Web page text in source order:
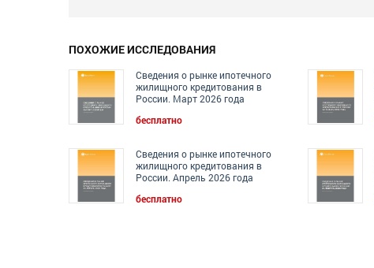
ПОХОЖИЕ ИССЛЕДОВАНИЯ
Сведения о рынке ипотечного
жилищного кредитования в
России. Март 2026 года
бесплатно
Сведения о рынке ипотечного
жилищного кредитования в
России. Апрель 2026 года
бесплатно